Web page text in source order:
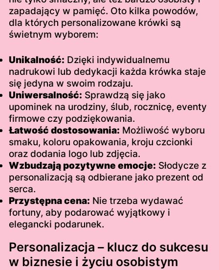
zapadający w pamięć. Oto kilka powodów,
dla których personalizowane krówki są
świetnym wyborem:
Unikalność: Dzięki indywidualnemu
nadrukowi lub dedykacji każda krówka staje
się jedyna w swoim rodzaju.
Uniwersalność: Sprawdzą się jako
upominek na urodziny, ślub, rocznicę, eventy
firmowe czy podziękowania.
Łatwość dostosowania: Możliwość wyboru
smaku, koloru opakowania, kroju czcionki
oraz dodania logo lub zdjęcia.
Wzbudzają pozytywne emocje: Słodycze z
personalizacją są odbierane jako prezent od
serca.
Przystępna cena: Nie trzeba wydawać
fortuny, aby podarować wyjątkowy i
elegancki podarunek.
Personalizacja – klucz do sukcesu
w biznesie i życiu osobistym